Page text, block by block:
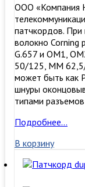
ООО «Компания
патчкордов. При
волокно Corning
G.657 и OM1,
50/125, MM
может быть как
шнуры
типами
Патчкорд
LC/APC-
LC/UPC,
SM,
Подробнее…
В корзину